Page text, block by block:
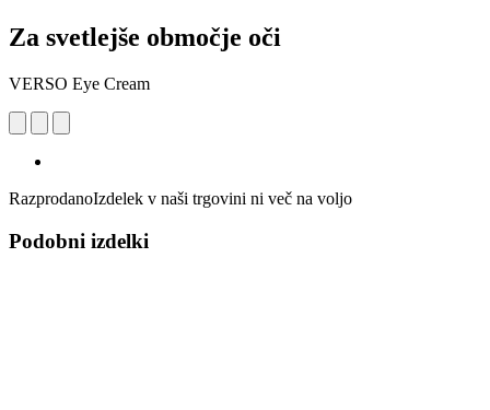
Za svetlejše območje oči
VERSO Eye Cream
RazprodanoIzdelek v naši trgovini ni več na voljo
Podobni izdelki